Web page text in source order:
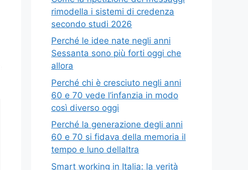
rimodella i sistemi di credenza
secondo studi 2026
Perché le idee nate negli anni
Sessanta sono più forti oggi che
allora
Perché chi è cresciuto negli anni
60 e 70 vede l’infanzia in modo
così diverso oggi
Perché la generazione degli anni
60 e 70 si fidava della memoria il
tempo e luno dellaltra
Smart working in Italia: la verità